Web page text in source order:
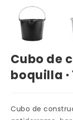
Cubo de
boquilla ·
Cubo de